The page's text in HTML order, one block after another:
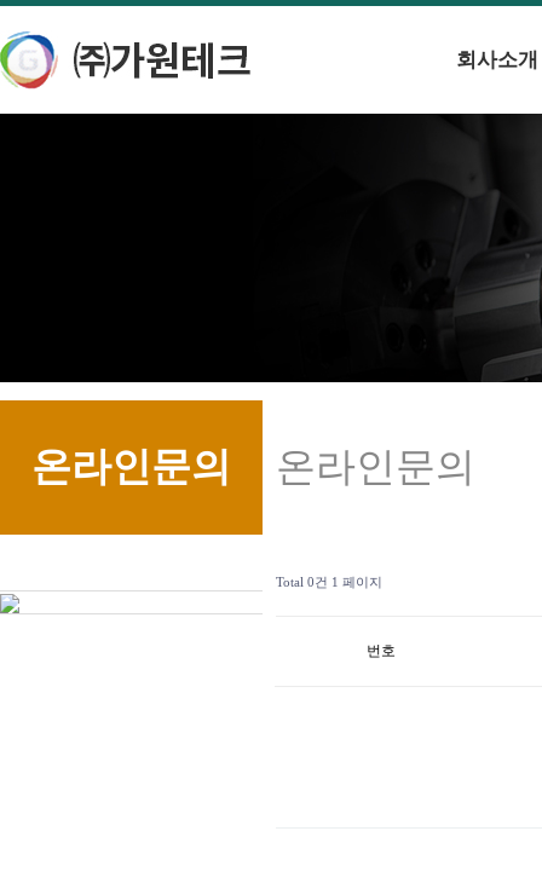
회사소개
온라인문의 온라인문의
Total 0건 1 페이지
번호